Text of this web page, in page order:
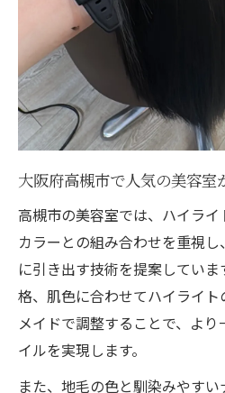
美容室が教えるハイ
美容室で提案する色
ハイライト施術後の
ア術
美容室のアドバイス
方法
大阪府高槻市で人気の美容室
高槻市の美容室では、ハイラ
カラーとの組み合わせを重視
に引き出す技術を提案してい
格、肌色に合わせてハイライ
メイドで調整することで、よ
イルを実現します。
また、地毛の色と馴染みやす